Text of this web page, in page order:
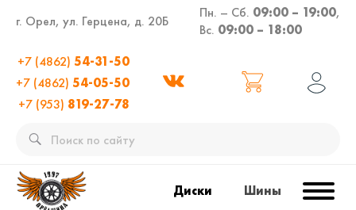
г. Орел, ул. Герцена, д. 20Б
Пн. – Сб. 09:00 – 19:00,
Вс. 09:00 – 18:00
+7 (4862) 54-31-50
+7 (4862) 54-05-50
+7 (953) 819-27-78
Диски Шины